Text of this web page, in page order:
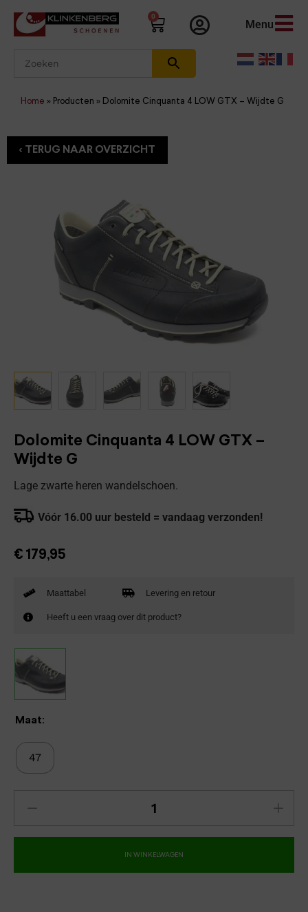
0
Menu
Home » Producten » Dolomite Cinquanta 4 LOW GTX – Wijdte G
Dolomite Cinquanta 4 LOW GTX –
Wijdte G
Lage zwarte heren wandelschoen.
Vóór 16.00 uur besteld = vandaag verzonden!
€ 179,95
Maattabel Levering en retour
Heeft u een vraag over dit product?
Maat:
47
IN WINKELWAGEN